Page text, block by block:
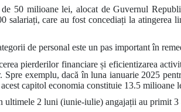
50 milioane lei, alocat de Guvernul
salariați, care au fost concediați la
de personal este un pas important în
pierderilor financiare și eficientizarea
exemplu, dacă în luna ianuarie 2025
capitol economia constituie 13.5 milioane
ultimele 2 luni (iunie-iulie) angajații au primit